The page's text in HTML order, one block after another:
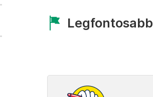
Legfontosabb